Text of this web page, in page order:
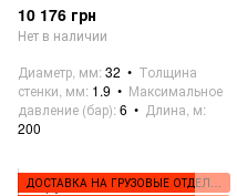
10 176 грн
Нет в наличии
Диаметр, мм 32
Толщина
стенки, мм 1.9
Максимальное
давление (бар) 6
Длина, м
200
ДОСТАВКА НА ГРУЗОВЫЕ ОТДЕЛЕНИЯ